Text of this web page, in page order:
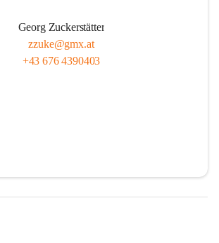
Georg Zuckerstätter
zzuke@gmx.at
+43 676 4390403